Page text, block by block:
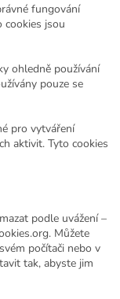
fungování
cookies jsou
ohledně používání
pouze se
pro vytváření
aktivit. Tyto cookies
podle uvážení –
Můžete
počítači nebo v
tak, abyste jim